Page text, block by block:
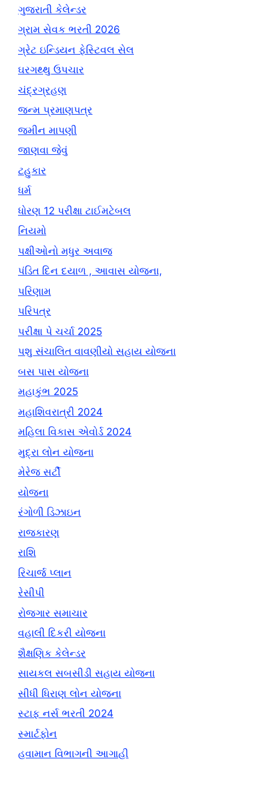
ગુજરાતી કેલેન્ડર
ગ્રામ સેવક ભરતી 2026
ગ્રેટ ઇન્ડિયન ફેસ્ટિવલ સેલ
ઘરગથ્થુ ઉપચાર
ચંદ્રગ્રહણ
જન્મ પ્રમાણપત્ર
જમીન માપણી
જાણવા જેવું
ટહુકાર
ધર્મ
ધોરણ 12 પરીક્ષા ટાઈમટેબલ
નિયમો
પક્ષીઓનો મધુર અવાજ
પંડિત દિન દયાળ , આવાસ યોજના,
પરિણામ
પરિપત્ર
પરીક્ષા પે ચર્ચા 2025
પશુ સંચાલિત વાવણીયો સહાય યોજના
બસ પાસ યોજના
મહાકુંભ 2025
મહાશિવરાત્રી 2024
મહિલા વિકાસ એવોર્ડ 2024
મુદ્રા લોન યોજના
મેરેજ સર્ટી
યોજના
રંગોળી ડિઝાઇન
રાજકારણ
રાશિ
રિચાર્જ પ્લાન
રેસીપી
રોજગાર સમાચાર
વહાલી દિકરી યોજના
શૈક્ષણિક કેલેન્ડર
સાયકલ સબસીડી સહાય યોજના
સીધી ધિરાણ લોન યોજના
સ્ટાફ નર્સ ભરતી 2024
સ્માર્ટફોન
હવામાન વિભાગની આગાહી